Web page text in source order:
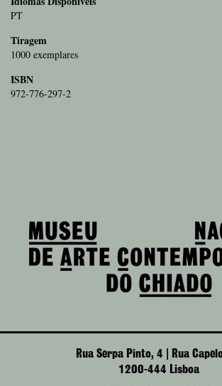
PT
Tiragem
1000 exemplares
ISBN
972-776-297-2
Rua Serpa Pinto, 4 | Rua
1200-444 Lisboa